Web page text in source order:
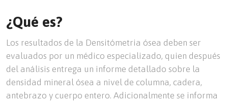
¿Qué es?
Los resultados de la Densitómetria ósea deben ser
evaluados por un médico especializado, quien después
del análisis entrega un informe detallado sobre la
densidad mineral ósea a nivel de columna, cadera,
antebrazo y cuerpo entero. Adicionalmente se informa